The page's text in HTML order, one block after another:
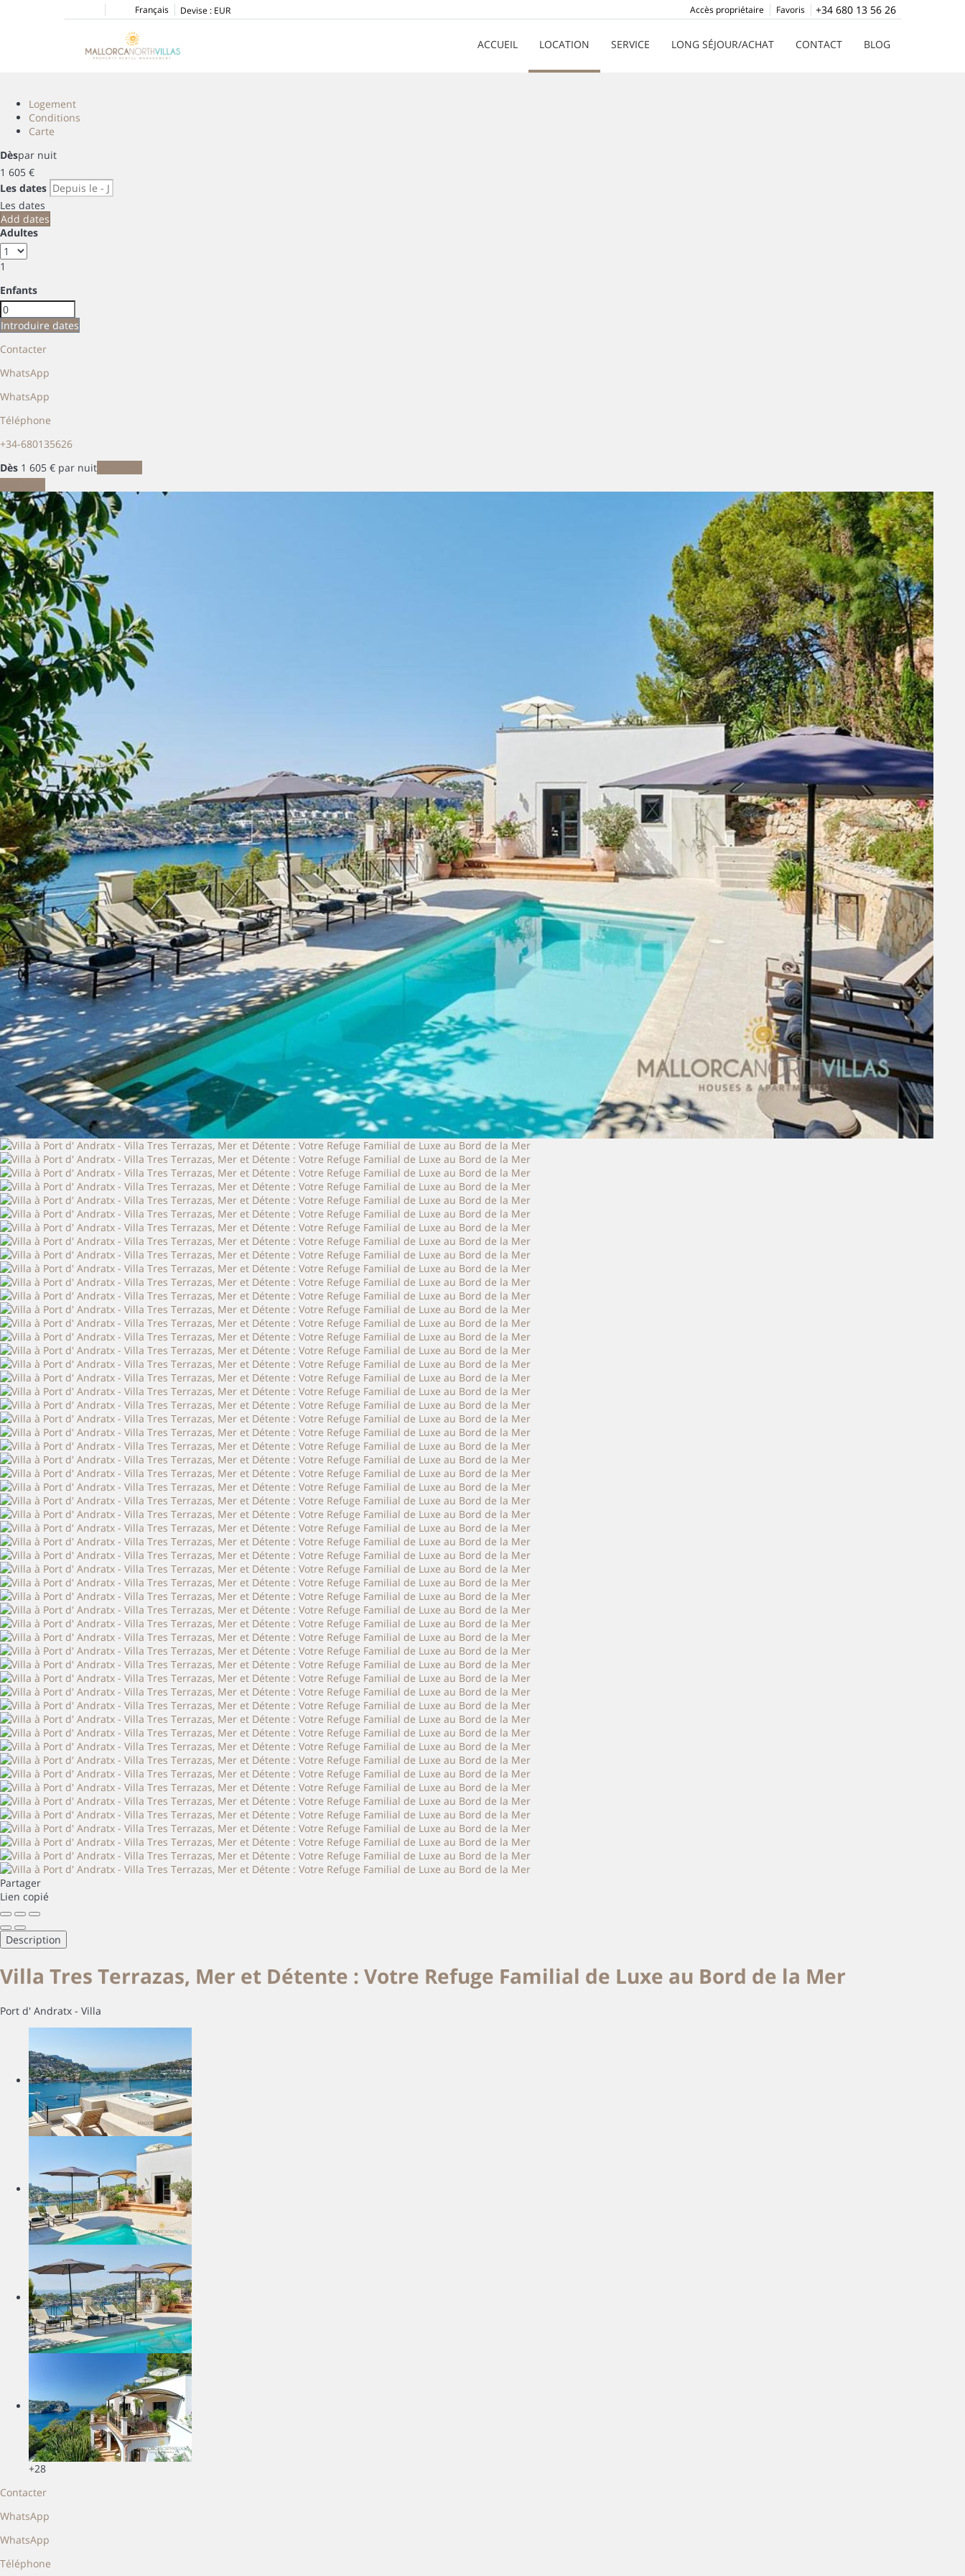
Français Devise : EUR +34 680 13 56 26
Favoris
Accès propriétaire
ACCUEIL LOCATION SERVICE LONG SÉJOUR/ACHAT CONTACT BLOG
Logement
Conditions
Carte
Dèspar nuit
1 605 €
Les dates
Les dates
Add dates
Adultes
1
Enfants
Introduire dates
Contacter
WhatsApp
WhatsApp
Téléphone
+34-680135626
Dès 1 605 € par nuit
Partager
Lien copié
Description
Villa Tres Terrazas, Mer et Détente : Votre Refuge Familial de Luxe au Bord de la Mer
Port d' Andratx - Villa
+28
Contacter
WhatsApp
WhatsApp
Téléphone